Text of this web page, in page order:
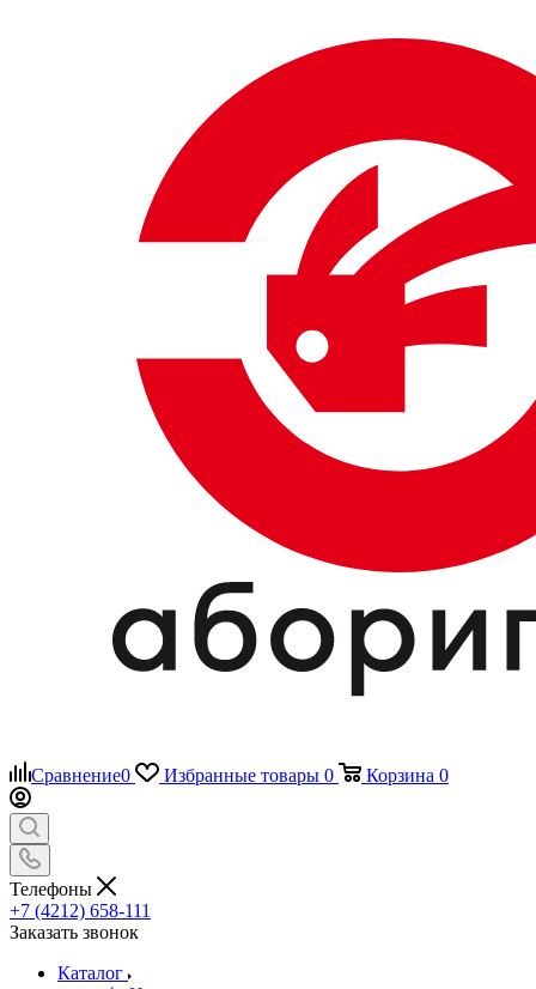
Сравнение0 Избранные товары 0 Корзина 0
Телефоны
+7 (4212) 658-111
Заказать звонок
Каталог